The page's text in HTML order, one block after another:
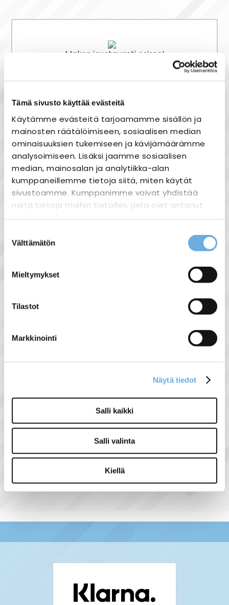
Tämä sivusto käyttää evästeitä
Käytämme evästeitä tarjoamamme sisällön ja
mainosten räätälöimiseen, sosiaalisen median
ominaisuuksien tukemiseen ja kävijämäärämme
analysoimiseen. Lisäksi jaamme sosiaalisen
median, mainosalan ja analytiikka-alan
kumppaneillemme tietoja siitä, miten käytät
sivustoamme. Kumppanimme voivat yhdistää
näitä tietoja muihin tietoihin, joita olet antanut
heille tai joita on kerätty, kun olet käyttänyt
valinta
Välttämätön
Mieltymykset
Tilastot
Markkinointi
Näytä tiedot
Salli kaikki
Salli valinta
Kiellä
Maksa joustavasti osissa!
Nopea toimitus
Heti varastosta
Joustavat maksutavat
Tuotekuvaus
Kierrekoko: M12 x 1,5
Kytkevä lähtö: PNP
äärirajoja ja kappaleen liikettä.
robotiikka, materiaalien käsittely ja
Näytä lisää tuotteita
M12 tuoteryhmästä